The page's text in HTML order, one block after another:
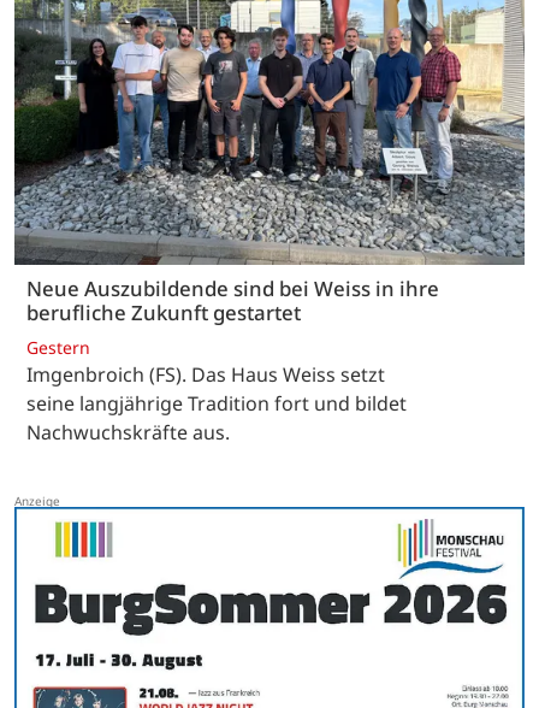
Neue Auszubildende sind bei Weiss in ihre
berufliche Zukunft gestartet
Gestern
Imgenbroich (FS). Das Haus Weiss setzt
seine langjährige Tradition fort und bildet
Nachwuchskräfte aus.